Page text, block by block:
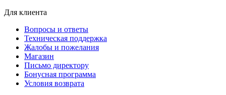
Для клиента
Вопросы и ответы
Техническая поддержка
Жалобы и пожелания
Магазин
Письмо директору
Бонусная программа
Условия возврата